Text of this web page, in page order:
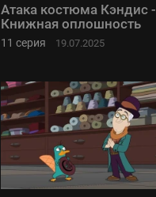
Атака костюма Кэндис -
Книжная оплошность
11 серия 19.07.2025